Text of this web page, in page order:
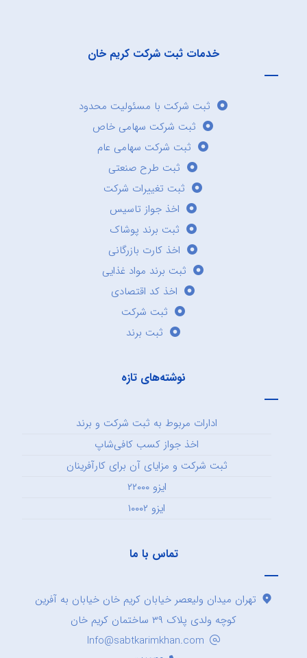
خدمات ثبت شرکت کریم خان
ثبت شرکت با مسئولیت محدود
ثبت شرکت سهامی خاص
ثبت شرکت سهامی عام
ثبت طرح صنعتی
ثبت تغییرات شرکت
اخذ جواز تاسیس
ثبت برند پوشاک
اخذ کارت بازرگانی
ثبت برند مواد غذایی
اخذ کد اقتصادی
ثبت شرکت
ثبت برند
نوشته‌های تازه
ادارات مربوط به ثبت شرکت و برند
اخذ جواز کسب کافی‌شاپ
ثبت شرکت و مزایای آن برای کارآفرینان
ایزو ۲۲۰۰۰
ایزو ۱۰۰۰۲
تماس با ما
تهران میدان ولیعصر خیابان کریم خان خیابان به آفرین
کوچه ولدی پلاک ۳۹ ساختمان کریم خان
Info@sabtkarimkhan.com